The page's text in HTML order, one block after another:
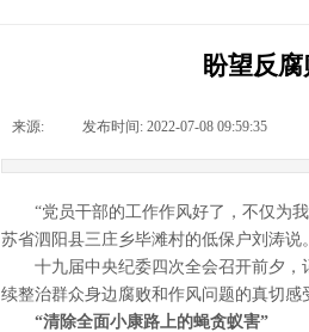
盼望反
来源: 发布时间: 2022-07-08 09:59:35
“党员干部的工作作风好了，不仅为
苏省泗阳县三庄乡毕滩村的低保户刘涛说。
十九届中央纪委四次全会召开前夕
续整治群众身边腐败和作风问题的真切感
“清除全面小康路上的蝇贪蚁害”